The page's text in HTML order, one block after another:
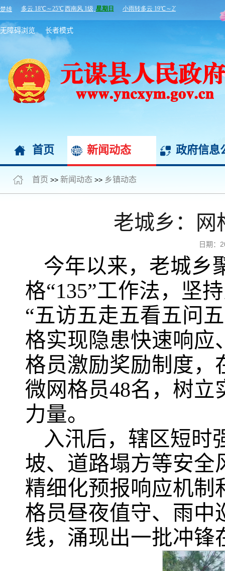
无障碍浏览 长者模式
首页 新闻动态 政府信息
首页 >> 新闻动态 >> 乡镇动态
老城乡：网
日期：
今年以来，老城乡
格“135”工作法，坚
“五访五走五看五问
格实现隐患快速响应
格员激励奖励制度，
微网格员48名，树
力量。
入汛后，辖区短时
坡、道路塌方等安全
精细化预报响应机制
格员昼夜值守、雨中
线，涌现出一批冲锋